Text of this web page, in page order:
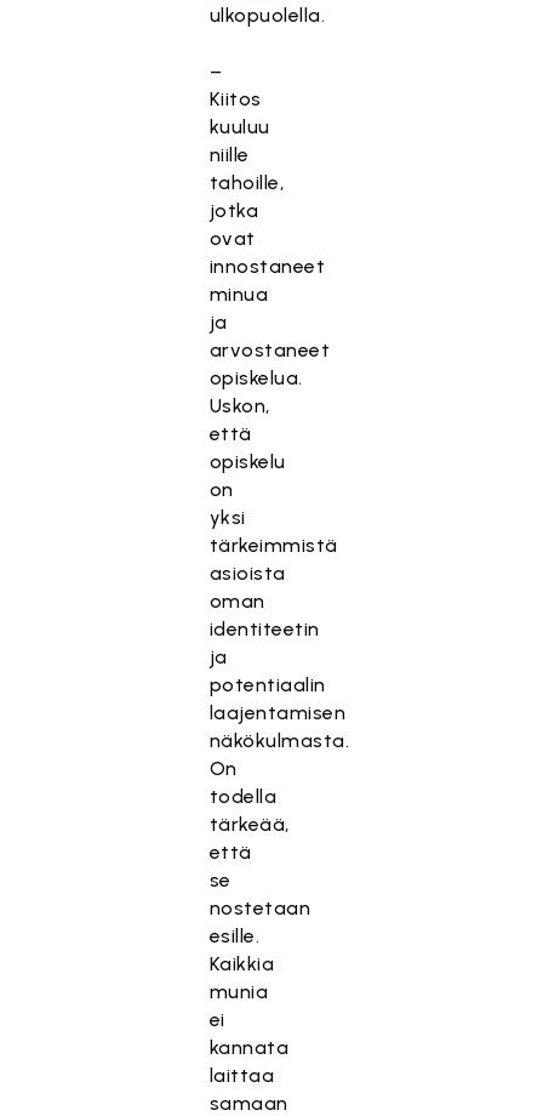
ulkopuolella.
–
Kiitos
kuuluu
niille
tahoille,
jotka
ovat
innostaneet
minua
ja
arvostaneet
opiskelua.
Uskon,
että
opiskelu
on
yksi
tärkeimmistä
asioista
oman
identiteetin
ja
potentiaalin
laajentamisen
näkökulmasta.
On
todella
tärkeää,
että
se
nostetaan
esille.
Kaikkia
munia
ei
kannata
laittaa
samaan